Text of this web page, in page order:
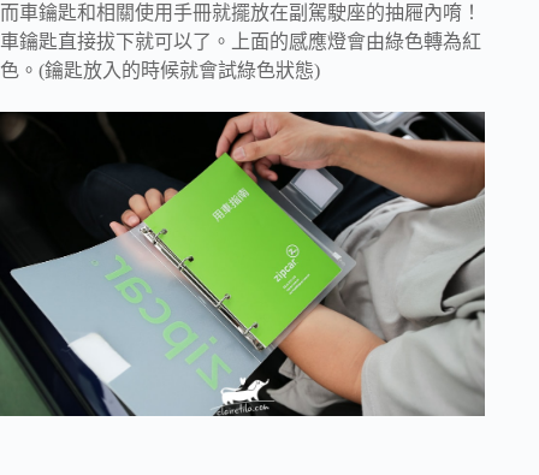
而車鑰匙和相關使用手冊就擺放在副駕駛座的抽屜內唷！
車鑰匙直接拔下就可以了。上面的感應燈會由綠色轉為紅
色。(鑰匙放入的時候就會試綠色狀態)